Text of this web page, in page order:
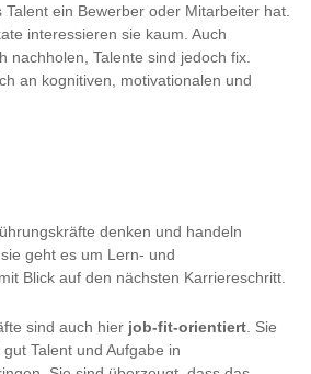
ein Bewerber oder Mitarbeiter hat.
interessieren sie kaum. Auch
nachholen, Talente sind jedoch fix.
an kognitiven, motivationalen und
denken und handeln
geht es um Lern- und
Blick auf den nächsten Karriereschritt.
sind auch hier job-fit-orientiert. Sie
Talent und Aufgabe in